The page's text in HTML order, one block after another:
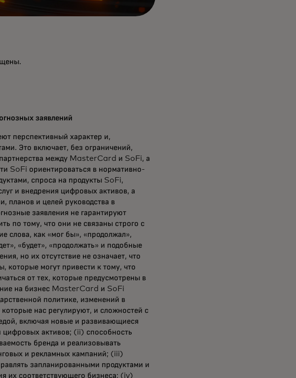
заявлений
перспективный характер и,
Это включает, без ограничений,
между MasterCard и SoFi, а
SoFi ориентироваться в нормативно-
спроса на продукты SoFi,
и внедрения цифровых активов, а
планов и целей руководства в
заявления не гарантируют
по тому, что они не связаны строго с
слова, как «мог бы», «продолжал»,
«будет», «продолжать» и подобные
но их отсутствие не означает, что
которые могут привести к тому, что
от тех, которые предусмотрены в
на бизнес MasterCard и SoFi
политике, изменений в
нас регулируют, и сложностей с
включая новые и развивающиеся
активов; (ii) способность
бренда и реализовывать
и рекламных кампаний; (iii)
запланированными продуктами и
их соответствующего бизнеса; (iv)